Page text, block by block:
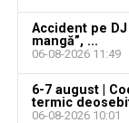
Accident pe
mangă”, ...
06-08-2026 11:49
6-7 august |
termic
06-08-2026 10:01